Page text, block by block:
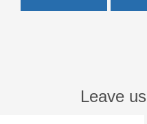
Leave